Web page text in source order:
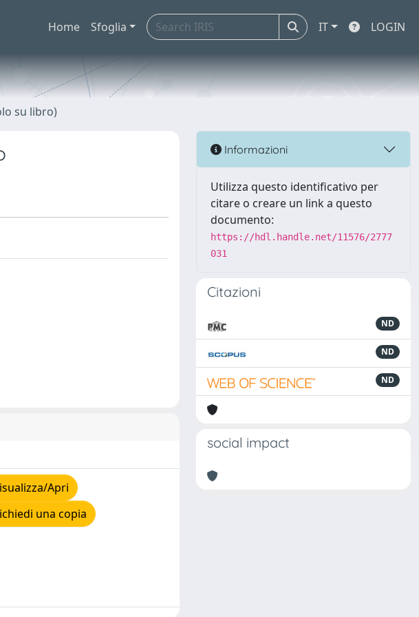
Home Sfoglia IT LOGIN
su libro)
Apri
una copia
Informazioni
Utilizza questo identificativo per
citare o creare un link a questo
documento:
https://hdl.handle.net/11576/2777
031
Citazioni
ND
ND
ND
social impact